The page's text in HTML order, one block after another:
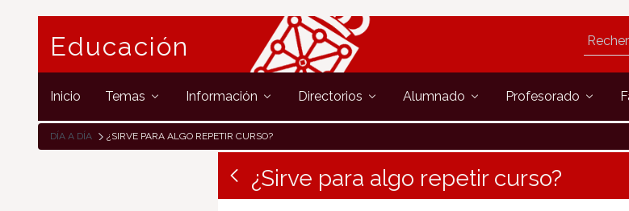
Educación
Inicio Temas Información Directorios Alumnado Profesorado
DÍA A DÍA ¿SIRVE PARA ALGO REPETIR CURSO?
¿Sirve para algo repetir curso?